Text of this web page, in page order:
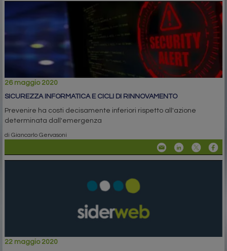
26 maggio 2020
SICUREZZA INFORMATICA E CICLI DI RINNOVAMENTO
Prevenire ha costi decisamente inferiori rispetto all'azione
determinata dall'emergenza
di Giancarlo Gervasoni
22 maggio 2020